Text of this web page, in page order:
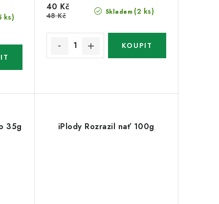
ks)
Skladem (2 ks)
40 Kč
48 Kč
35g iPlody Rozrazil nať 100g